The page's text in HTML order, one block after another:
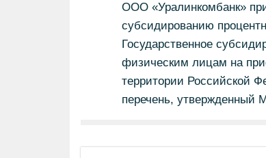
ООО «Уралинкомбанк»
субсидированию
Государственное
физическим лицам на
территории Российской
перечень, утвержденный